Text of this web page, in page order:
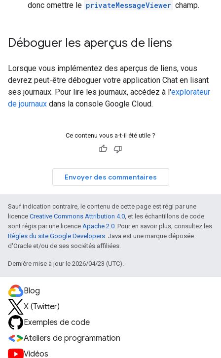
donc omettre le privateMessageViewer champ.
Déboguer les aperçus de liens
Lorsque vous implémentez des aperçus de liens, vous
devrez peut-être déboguer votre application Chat en lisant
ses journaux. Pour lire les journaux, accédez à l'explorateur
de journaux dans la console Google Cloud.
Ce contenu vous a-t-il été utile ?
Envoyer des commentaires
Sauf indication contraire, le contenu de cette page est régi par une
licence Creative Commons Attribution 4.0, et les échantillons de code
sont régis par une licence Apache 2.0. Pour en savoir plus, consultez les
Règles du site Google Developers. Java est une marque déposée
d'Oracle et/ou de ses sociétés affiliées.
Dernière mise à jour le 2026/04/23 (UTC).
Blog
X (Twitter)
Exemples de code
Ateliers de programmation
Vidéos